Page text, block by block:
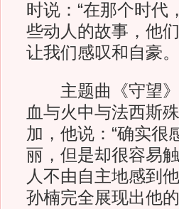
时说：“在那个时代
些动人的故事，他
让我们感叹和自豪。
主题曲《守望》
血与火中与法西斯
加，他说：“确实很
丽，但是却很容易
人不由自主地感到
孙楠完全展现出他